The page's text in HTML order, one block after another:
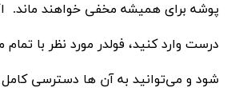
پوشه برای همیشه مخفی خواهند ماند.
درست وارد کنید، فولدر مورد نظر با
شود و می‌توانید به آن ها دسترسی